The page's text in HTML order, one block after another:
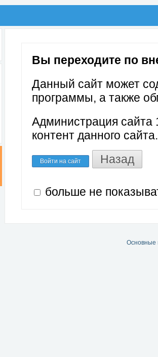
Вы переходите по
Данный сайт может
программы, а также
Администрация сайта
контент данного сайта.
Войти на сайт Назад
больше не
Основные